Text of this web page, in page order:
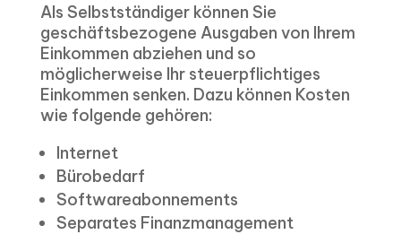
Als Selbstständiger können Sie
geschäftsbezogene Ausgaben von Ihrem
Einkommen abziehen und so
möglicherweise Ihr steuerpflichtiges
Einkommen senken. Dazu können Kosten
wie folgende gehören:
Internet
Bürobedarf
Softwareabonnements
Separates Finanzmanagement